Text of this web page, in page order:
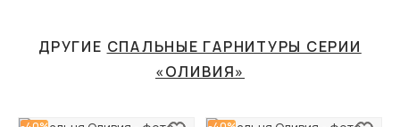
ДРУГИЕ СПАЛЬНЫЕ ГАРНИТУРЫ СЕРИИ
«ОЛИВИЯ»